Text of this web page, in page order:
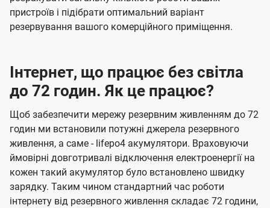
пристроїв і підібрати оптимальний варіант
резервування вашого комерційного приміщення.
Інтернет, що працює без світла
до 72 годин. Як це працює?
Щоб забезпечити мережу резервним живленням до 72
годин ми встановили потужні джерела резервного
живлення, а саме - lifepo4 акумулятори. Враховуючи
ймовірні довготривалі відключення електроенергії на
кожен такий акумулятор було встановлено швидку
зарядку. Таким чином стандартний час роботи
інтернету від резервного живлення складає 72 години,